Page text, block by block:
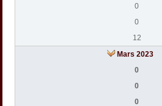
0
0
12
Mars 2023
0
0
0